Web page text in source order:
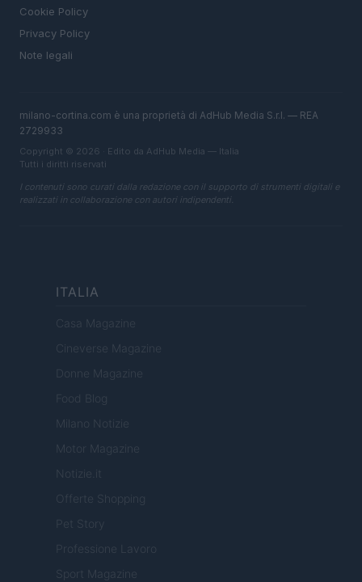
Cookie Policy
Privacy Policy
Note legali
milano-cortina.com è una proprietà di AdHub Media S.r.l. — REA
2729933
Copyright © 2026 · Edito da AdHub Media — Italia
Tutti i diritti riservati
I contenuti sono curati dalla redazione con il supporto di strumenti digitali e
realizzati in collaborazione con autori indipendenti.
ITALIA
Casa Magazine
Cineverse Magazine
Donne Magazine
Food Blog
Milano Notizie
Motor Magazine
Notizie.it
Offerte Shopping
Pet Story
Professione Lavoro
Sport Magazine